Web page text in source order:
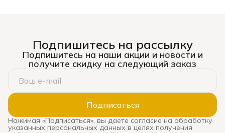
имущества и жильцов,
уровень шума, теплопотери
и даже эстетическое
восприятие жилья. Рынок
— от бюджетных до
премиальных, и выбор
может стать настоящим
испытанием. Ошибка
оборачивается
сквозняками, звоном при
каждом закрытии, риском
взлома и необходимостью
Подпишитесь на рассылку
Подпишитесь на наши акции и новости и
получите скидку на следующий заказ
Подписаться
Нажимая «Подписаться», вы даете согласие на обработку
указанных персональных данных в целях получения